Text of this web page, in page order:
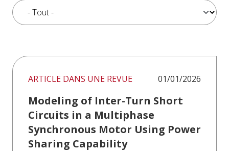
ARTICLE DANS UNE REVUE 01/01/2026
Modeling of Inter-Turn Short
Circuits in a Multiphase
Synchronous Motor Using Power
Sharing Capability